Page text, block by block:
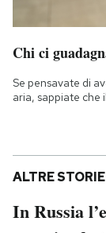
Chi ci
Se pensavate di
aria, sappiate che
ALTRE STORIE
In Russia